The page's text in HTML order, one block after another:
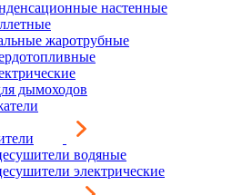
настенные
жаротрубные
дымоходов
водяные
электрические